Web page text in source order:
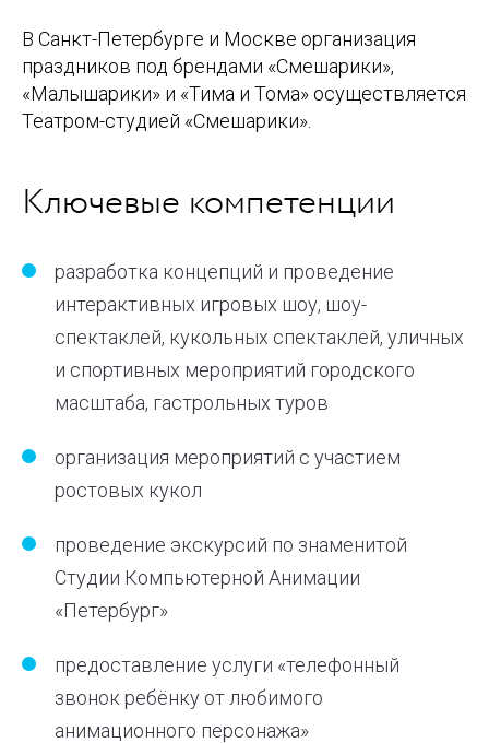
В Санкт-Петербурге и Москве организация
праздников под брендами «Смешарики»,
«Малышарики» и «Тима и Тома» осуществляется
Театром-студией «Смешарики».
Ключевые компетенции
разработка концепций и проведение
интерактивных игровых шоу, шоу-
спектаклей, кукольных спектаклей, уличных
и спортивных мероприятий городского
масштаба, гастрольных туров
организация мероприятий с участием
ростовых кукол
проведение экскурсий по знаменитой
Студии Компьютерной Анимации
«Петербург»
предоставление услуги «телефонный
звонок ребёнку от любимого
анимационного персонажа»